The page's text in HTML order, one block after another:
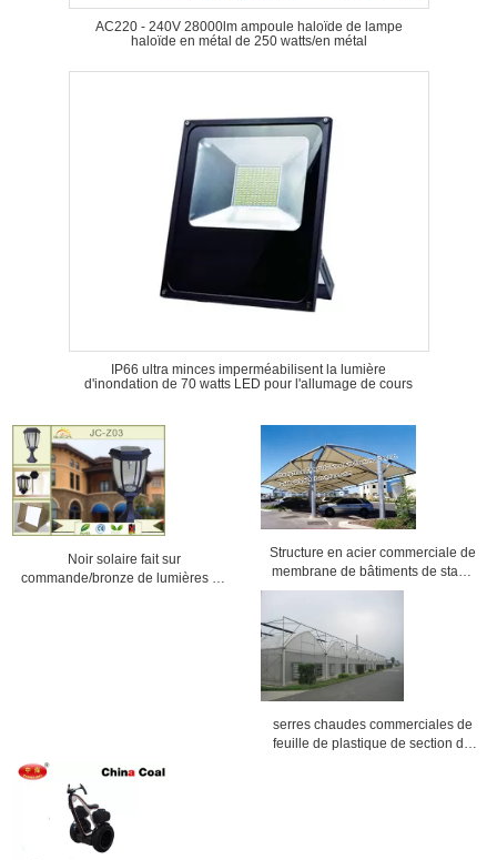
AC220 - 240V 28000lm ampoule haloïde de lampe
haloïde en métal de 250 watts/en métal
IP66 ultra minces imperméabilisent la lumière
d'inondation de 70 watts LED pour l'allumage de cours
Noir solaire fait sur
commande/bronze de lumières de
Structure en acier commerciale de
membrane de bâtiments de stade
renforcée
serres chaudes commerciales de
feuille de plastique de section de